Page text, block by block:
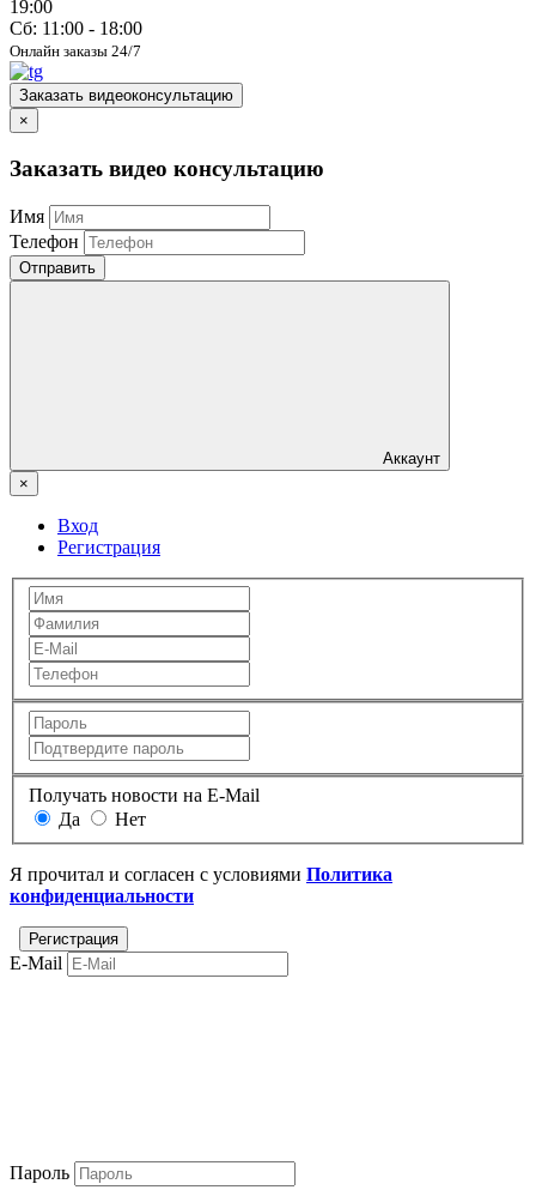
19:00
Сб: 11:00 - 18:00
Онлайн заказы 24/7
Заказать видеоконсультацию
×
Заказать видео консультацию
Имя
Телефон
Отправить
Аккаунт
×
Вход
Регистрация
Получать новости на E-Mail
Да
Нет
Я прочитал и согласен с условиями Политика
конфиденциальности
E-Mail
Пароль